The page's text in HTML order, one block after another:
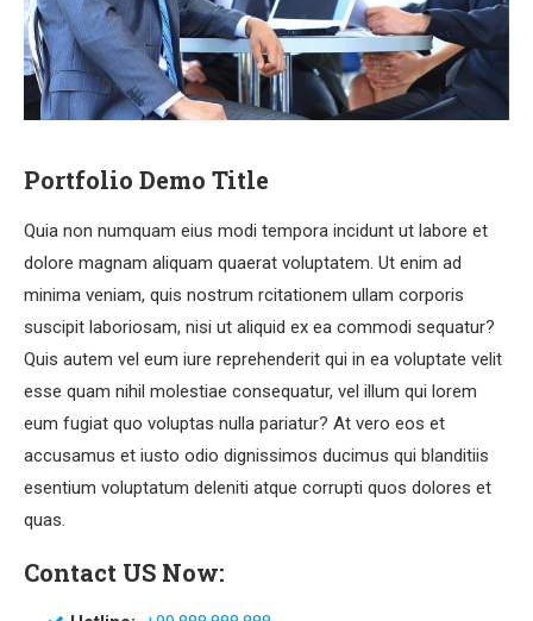
Portfolio Demo Title
Quia non numquam eius modi tempora incidunt ut labore et
dolore magnam aliquam quaerat voluptatem. Ut enim ad
minima veniam, quis nostrum rcitationem ullam corporis
suscipit laboriosam, nisi ut aliquid ex ea commodi sequatur?
Quis autem vel eum iure reprehenderit qui in ea voluptate velit
esse quam nihil molestiae consequatur, vel illum qui lorem
eum fugiat quo voluptas nulla pariatur? At vero eos et
accusamus et iusto odio dignissimos ducimus qui blanditiis
esentium voluptatum deleniti atque corrupti quos dolores et
quas.
Contact US Now: